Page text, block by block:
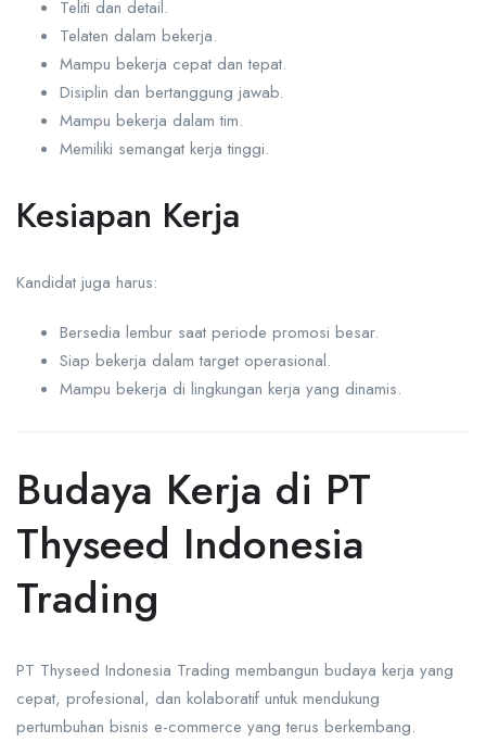
Teliti dan detail.
Telaten dalam bekerja.
Mampu bekerja cepat dan tepat.
Disiplin dan bertanggung jawab.
Mampu bekerja dalam tim.
Memiliki semangat kerja tinggi.
Kesiapan Kerja
Kandidat juga harus:
Bersedia lembur saat periode promosi besar.
Siap bekerja dalam target operasional.
Mampu bekerja di lingkungan kerja yang dinamis.
Budaya Kerja di PT
Thyseed Indonesia
Trading
PT Thyseed Indonesia Trading membangun budaya kerja yang
cepat, profesional, dan kolaboratif untuk mendukung
pertumbuhan bisnis e-commerce yang terus berkembang.